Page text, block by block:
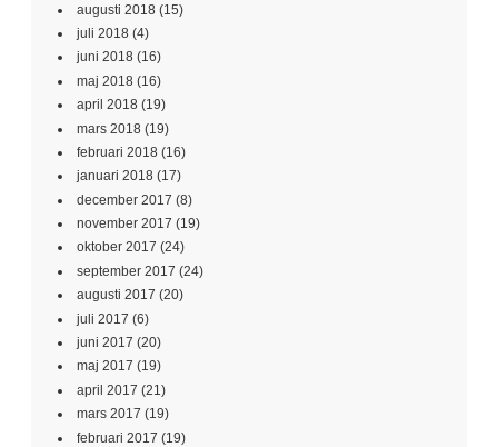
augusti 2018 (15)
juli 2018 (4)
juni 2018 (16)
maj 2018 (16)
april 2018 (19)
mars 2018 (19)
februari 2018 (16)
januari 2018 (17)
december 2017 (8)
november 2017 (19)
oktober 2017 (24)
september 2017 (24)
augusti 2017 (20)
juli 2017 (6)
juni 2017 (20)
maj 2017 (19)
april 2017 (21)
mars 2017 (19)
februari 2017 (19)